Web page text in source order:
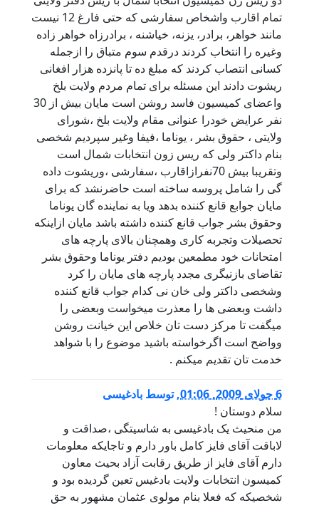
تمام اقارب واشخاص سفارشی که حتی فارغ 12 نیست
مانند خواهر، برادر، یزنه، خیاشنه ، برادرزاه خواهر زاده
وغیره را انتخاب کردند درقدم سوم متباق را ازجمله
کسانی انتصاب کردند که مبلغ ده تا پانزده هزار افغانی
ریشوت دادند این مسئله برای تمام مردم ولایت بلخ
واعضای کمیسیون فاسد روشن است مایان بیش از 30
نفر عرایض خودرا عنوانی مقام ولایت بلخ ،شورای
ولایتی ، حقوق بشر ، یوناما ،فیفا وغیر سپردیم شخصی
بنام داکتر ولی که ریس زون انتخابات شمال است
وتقریبا بیش 70نفرازاقارب ،سفارشی ،وریشوت داده
گی را شامل پروسه ساخته است حاضرنشد که برای
مایان جوابع قانع کننده بدهد ویا به نماینده گان یوناما
وحقوق بشر جواب قانع کننده داشته باشد مایان ازاینکه
تحصیلات وتجربه کاری وهمچنان بالای پارچه های
امتحانات خود مطمعین بودیم دفتر یوناما وحقوق بشر
تقاضای بازنیگری مجدد پارچه های مایان را کرد
وشخصی داکتر ولی خان نی کدام جواب قانع کننده
داشت وبعضی ها را معذرت میخواست وبعضی را
میگفت تا مرکز دست تان خلاص این خیانت روشن
وواضح است اگرخواسته باشید موضوع را با شواهد
خدمت تان تقدیم میکنم .
6 جولای 2009, 01:06 ,توسط بادغیسی
سلام دوستان !
من منحیث یک بادغیسی به شاسیتگی ،صداقت و
لاباقت آقای فایز کامل باور دارم و تاجایکه معلومات
دارم آقای فایز از طریق رقابت آزاد بحیث معاون
کمیسون انتخابات ولایت بادغیس تعین گردیده بود و
شخصیکه که فعلا بنام مولوی عثمان مشهور به حق